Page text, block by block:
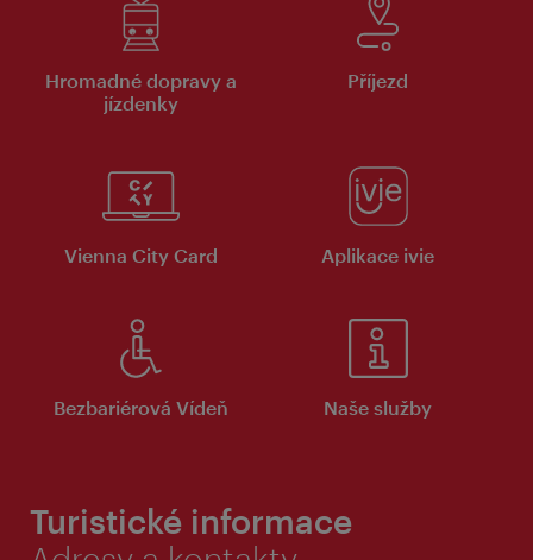
Hromadné dopravy a
jízdenky
Příjezd
Vienna City Card Aplikace ivie
Bezbariérová Vídeň Naše služby
Turistické informace